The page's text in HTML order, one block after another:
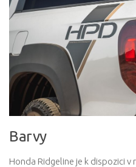
Barvy
Honda Ridgeline je k dispozici v